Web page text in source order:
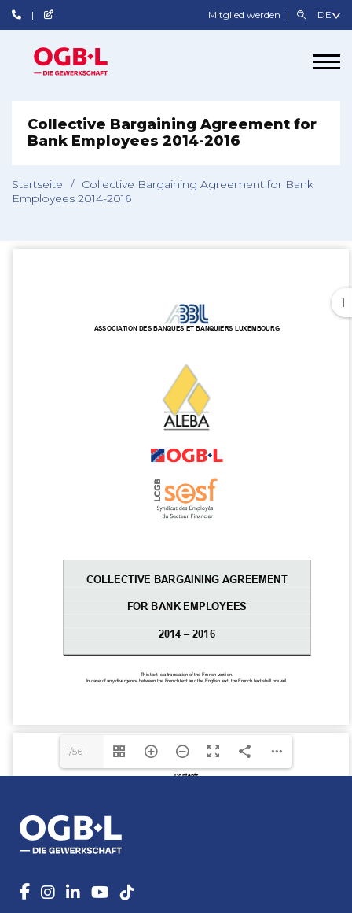
Mitglied werden
Collective Bargaining Agreement for
Bank Employees 2014-2016
Startseite /
Collective Bargaining Agreement for Bank
Employees 2014-2016
1
1/56